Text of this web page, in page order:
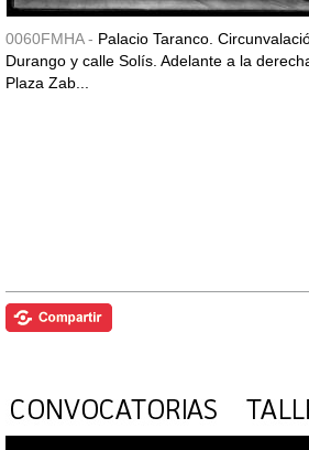
0060FMHA - Palacio Taranco.
Durango y calle Solís. Adelante a la
Plaza Zab...